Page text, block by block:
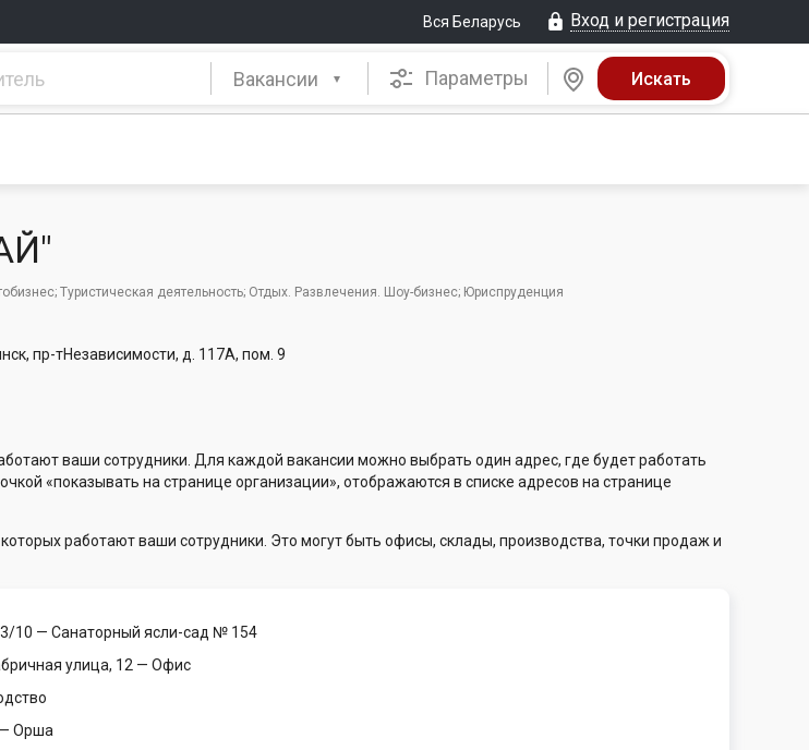
Вся Беларусь Вход и регистрация
Вакансии Параметры
Туристическая деятельность; Отдых. Развлечения. Шоу-бизнес; Юриспруденция
пр-тНезависимости, д. 117А, пом. 9
ваши сотрудники. Для каждой вакансии можно выбрать один адрес, где будет работать
«показывать на странице организации», отображаются в списке адресов на странице
работают ваши сотрудники. Это могут быть офисы, склады, производства, точки продаж и
10 — Санаторный ясли-сад № 154
улица, 12 — Офис
— Орша